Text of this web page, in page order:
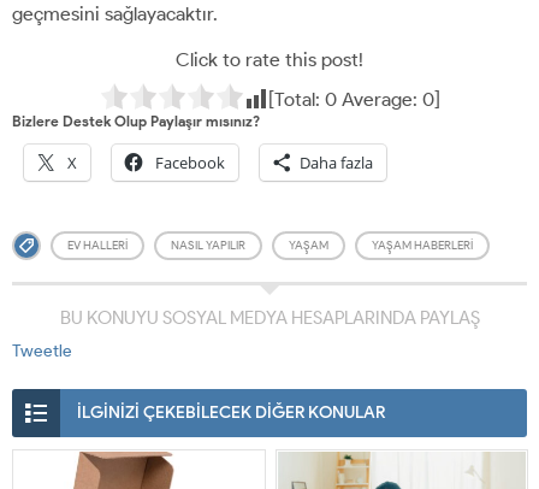
geçmesini sağlayacaktır.
Click to rate this post!
[Total: 0Average: 0]
Bizlere Destek Olup Paylaşır mısınız?
X Facebook Daha fazla
EV HALLERI NASIL YAPILIR YAŞAM YAŞAM HABERLERI
BU KONUYU SOSYAL MEDYA HESAPLARINDA PAYLAŞ
Tweetle
İLGİNİZİ ÇEKEBİLECEK DİĞER KONULAR